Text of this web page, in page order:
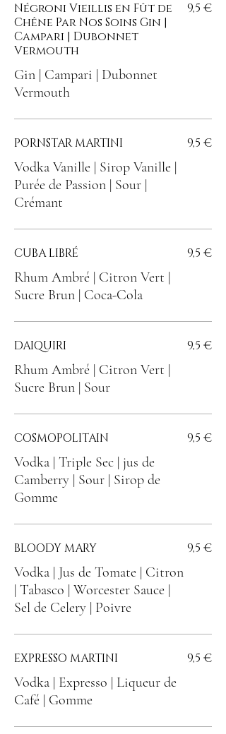
Négroni Vieillis en Fût de
Chêne Par Nos Soins Gin |
Campari | Dubonnet
Vermouth
Gin | Campari | Dubonnet
Vermouth
9,5 €
PORNSTAR MARTINI
Vodka Vanille | Sirop Vanille |
Purée de Passion | Sour |
Crémant
9,5 €
CUBA LIBRÉ
Rhum Ambré | Citron Vert |
Sucre Brun | Coca-Cola
9,5 €
DAIQUIRI
Rhum Ambré | Citron Vert |
Sucre Brun | Sour
9,5 €
COSMOPOLITAIN
Vodka | Triple Sec | jus de
Camberry | Sour | Sirop de
Gomme
9,5 €
BLOODY MARY
Vodka | Jus de Tomate | Citron
| Tabasco | Worcester Sauce |
Sel de Celery | Poivre
9,5 €
EXPRESSO MARTINI
Vodka | Expresso | Liqueur de
Café | Gomme
9,5 €